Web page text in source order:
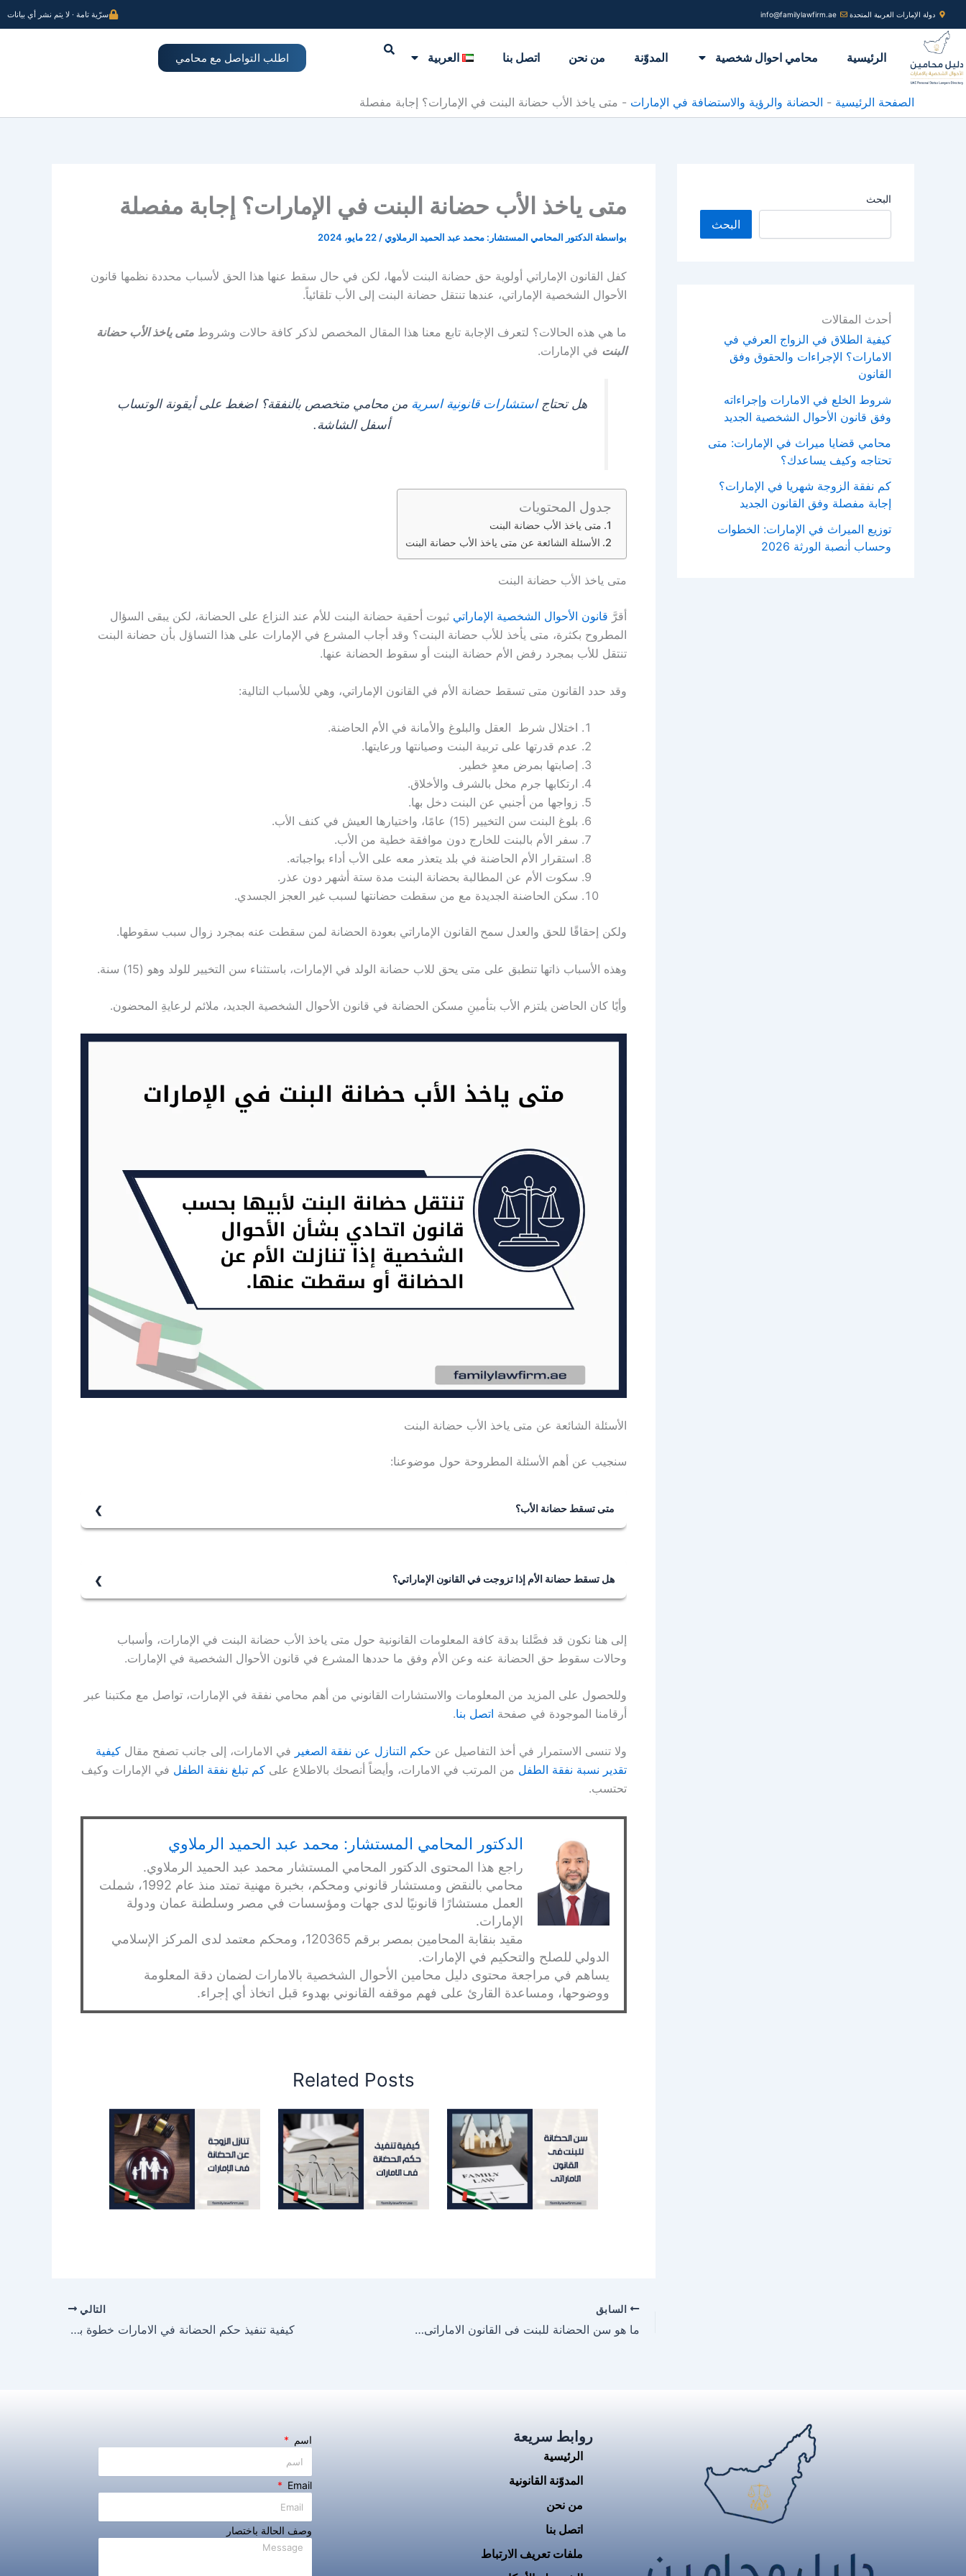
تخطي
إلى
المحتوى
دولة الإمارات العربية المتحدة info@familylawfirm.ae سرّية تامة · لا يتم نشر أي بيانات
الرئيسية محامي احوال شخصية المدوّنة من نحن اتصل بنا العربية اطلب التواصل مع محامي
الصفحة الرئيسية - الحضانة والرؤية والاستضافة في الإمارات - متى ياخذ الأب حضانة البنت في الإمارات؟ إجابة مفصلة
البحث
البحث
أحدث المقالات
كيفية الطلاق في الزواج العرفي في
الامارات؟ الإجراءات والحقوق وفق
القانون
شروط الخلع في الامارات وإجراءاته
وفق قانون الأحوال الشخصية الجديد
محامي قضايا ميراث في الإمارات: متى
تحتاجه وكيف يساعدك؟
كم نفقة الزوجة شهريا في الإمارات؟
إجابة مفصلة وفق القانون الجديد
توزيع الميراث في الإمارات: الخطوات
وحساب أنصبة الورثة 2026
متى ياخذ الأب حضانة البنت في الإمارات؟ إجابة مفصلة
بواسطة الدكتور المحامي المستشار: محمد عبد الحميد الرملاوي/22 مايو، 2024
كفل القانون الإماراتي أولوية حق حضانة البنت لأمها، لكن في حال سقط عنها هذا الحق لأسباب محددة نظمها قانون
الأحوال الشخصية الإماراتي، عندها تنتقل حضانة البنت إلى الأب تلقائياً.
ما هي هذه الحالات؟ لتعرف الإجابة تابع معنا هذا المقال المخصص لذكر كافة حالات وشروط متى ياخذ الأب حضانة
البنت في الإمارات.
هل تحتاجاستشارات قانونية اسرية من محامي متخصص بالنفقة؟ اضغط على أيقونة الوتساب
أسفل الشاشة.
جدول المحتويات
متى ياخذ الأب حضانة البنت
الأسئلة الشائعة عن متى ياخذ الأب حضانة البنت
متى ياخذ الأب حضانة البنت
أقرَّ قانون الأحوال الشخصية الإماراتي ثبوت أحقية حضانة البنت للأم عند النزاع على الحضانة، لكن يبقى السؤال
المطروح بكثرة، متى يأخذ للأب حضانة البنت؟ وقد أجاب المشرع في الإمارات على هذا التساؤل بأن حضانة البنت
تنتقل للأب بمجرد رفض الأم حضانة البنت أو سقوط الحضانة عنها.
وقد حدد القانون متى تسقط حضانة الأم في القانون الإماراتي، وهي للأسباب التالية:
اختلال شرط العقل والبلوغ والأمانة في الأم الحاضنة.
عدم قدرتها على تربية البنت وصيانتها ورعايتها.
إصابتها بمرض معدٍ خطير.
ارتكابها جرم مخل بالشرف والأخلاق.
زواجها من أجنبي عن البنت دخل بها.
بلوغ البنت سن التخيير (15) عامًا، واختيارها العيش في كنف الأب.
سفر الأم بالبنت للخارج دون موافقة خطية من الأب.
استقرار الأم الحاضنة في بلد يتعذر معه على الأب أداء بواجباته.
سكوت الأم عن المطالبة بحضانة البنت مدة ستة أشهر دون عذر.
سكن الحاضنة الجديدة مع من سقطت حضانتها لسبب غير العجز الجسدي.
ولكن إحقاقًا للحق والعدل سمح القانون الإماراتي بعودة الحضانة لمن سقطت عنه بمجرد زوال سبب سقوطها.
وهذه الأسباب ذاتها تنطبق على متى يحق للاب حضانة الولد في الإمارات، باستثناء سن التخيير للولد وهو (15) سنة.
وأيًا كان الحاضن يلتزم الأب بتأمينِ مسكن الحضانة في قانون الأحوال الشخصية الجديد، ملائم لرعايةِ المحضون.
الأسئلة الشائعة عن متى ياخذ الأب حضانة البنت
سنجيب عن أهم الأسئلة المطروحة حول موضوعنا:
متى تسقط حضانة الأب؟
2. أن يكون على غير دين المحضون.
6. منع المحضون عن أمه، أو السفر به دون إذنها.
7. تعرضه لمرض خطير معدّ.
هل تسقط حضانة الأم إذا تزوجت في القانون الإماراتي؟
إلى هنا نكون قد فصَّلنا بدقة كافة المعلومات القانونية حول متى ياخذ الأب حضانة البنت في الإمارات، وأسباب
وحالات سقوط حق الحضانة عنه وعن الأم وفق ما حددها المشرع في قانون الأحوال الشخصية في الإمارات.
وللحصول على المزيد من المعلومات والاستشارات القانوني من أهم محامي نفقة في الإمارات، تواصل مع مكتبنا عبر
أرقامنا الموجودة في صفحة اتصل بنا.
ولا تنسى الاستمرار في أخذ التفاصيل عن حكم التنازل عن نفقة الصغير في الامارات، إلى جانب تصفح مقال كيفية
تقدير نسبة نفقة الطفل من المرتب في الامارات، وأيضاً أنصحك بالاطلاع على كم تبلغ نفقة الطفل في الإمارات وكيف
تحتسب.
الدكتور المحامي المستشار: محمد عبد الحميد الرملاوي
راجع هذا المحتوى الدكتور المحامي المستشار محمد عبد الحميد الرملاوي.
محامي بالنقض ومستشار قانوني ومحكم، بخبرة مهنية تمتد منذ عام 1992، شملت
العمل مستشارًا قانونيًا لدى جهات ومؤسسات في مصر وسلطنة عمان ودولة
الإمارات.
مقيد بنقابة المحامين بمصر برقم 120365، ومحكم معتمد لدى المركز الإسلامي
الدولي للصلح والتحكيم في الإمارات.
يساهم في مراجعة محتوى دليل محامين الأحوال الشخصية بالامارات لضمان دقة المعلومة
ووضوحها، ومساعدة القارئ على فهم موقفه القانوني بهدوء قبل اتخاذ أي إجراء.
Related Posts
السابق
ما هو سن الحضانة للبنت فى القانون الاماراتى وفق القانون الجديد
التالي
كيفية تنفيذ حكم الحضانة في الامارات خطوة بخطوة
روابط سريعة
الرئيسية
المدوّنة القانونية
من نحن
اتصل بنا
ملفات تعريف الارتباط
اسم
Email
وصف الحالة باختصار